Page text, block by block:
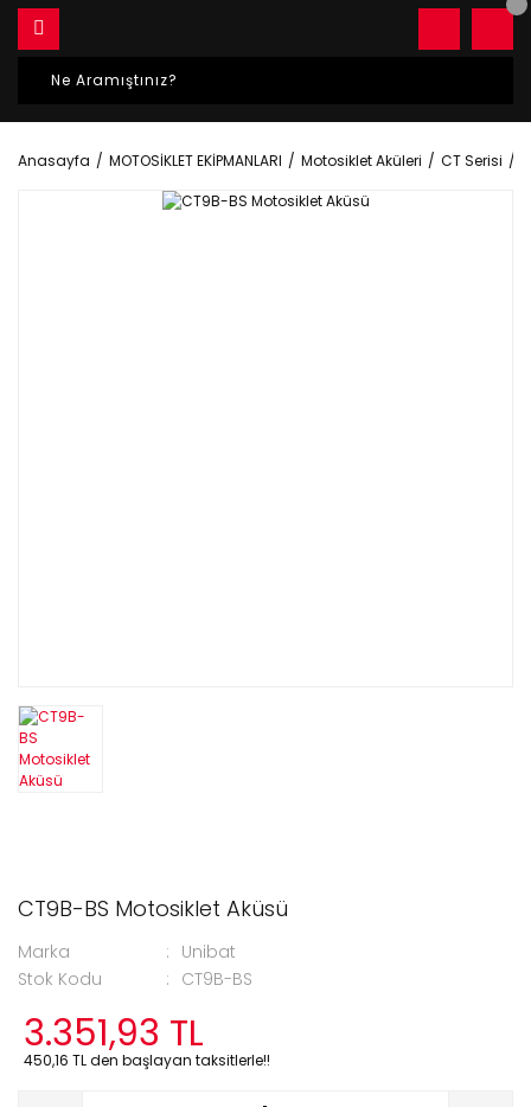
Anasayfa MOTOSİKLET EKİPMANLARI Motosiklet Aküleri CT Serisi
CT9B-BS Motosiklet Aküsü
Marka
Unibat
Stok Kodu
CT9B-BS
3.351,93 TL
450,16 TL den başlayan taksitlerle!!